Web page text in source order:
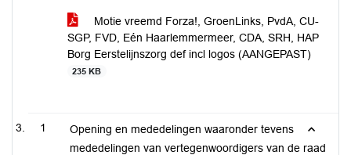
Motie vreemd Forza!, GroenLinks, PvdA, CU-
SGP, FVD, Eén Haarlemmermeer, CDA, SRH, HAP
Borg Eerstelijnszorg def incl logos (AANGEPAST)
235 KB
1
Opening en mededelingen waaronder tevens
mededelingen van vertegenwoordigers van de raad